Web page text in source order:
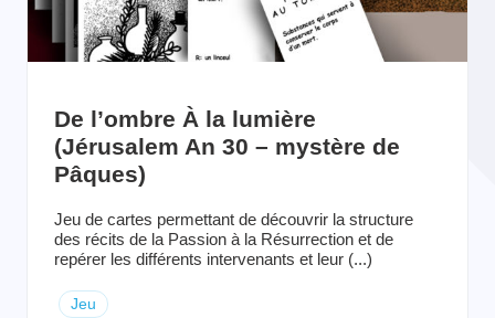
De l’ombre À la lumière
(Jérusalem An 30 – mystère de
Pâques)
Jeu de cartes permettant de découvrir la structure
des récits de la Passion à la Résurrection et de
repérer les différents intervenants et leur (...)
Jeu